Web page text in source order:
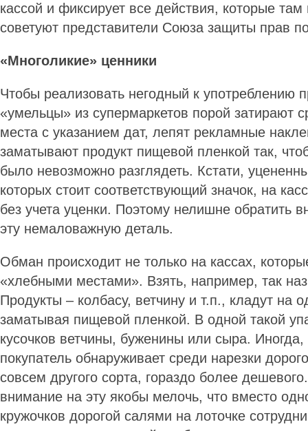
кассой и фиксирует все действия, которые там
советуют представители Союза защиты прав
«Многоликие» ценники
Чтобы реализовать негодный к употреблению
«умельцы» из супермаркетов порой затирают
места с указанием дат, лепят рекламные
заматывают продукт пищевой пленкой так,
было невозможно разглядеть. Кстати,
которых стоит соответствующий значок, на
без учета уценки. Поэтому нелишне обратить
эту немаловажную деталь.
Обман происходит не только на кассах,
«хлебными местами». Взять, например, так
Продукты – колбасу, ветчину и т.п., кладут на
заматывая пищевой пленкой. В одной такой
кусочков ветчины, буженины или сыра.
покупатель обнаруживает среди нарезки
совсем другого сорта, гораздо более
внимание на эту якобы мелочь, что вместо
кружочков дорогой салями на лоточке